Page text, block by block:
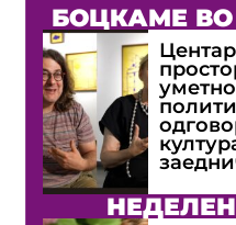
БОЦКАМЕ